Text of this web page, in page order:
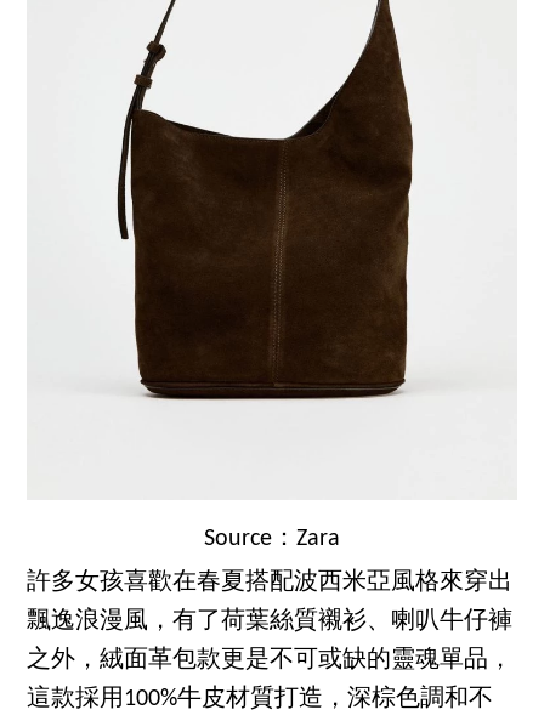
Source：Zara
許多女孩喜歡在春夏搭配波西米亞風格來穿出
飄逸浪漫風，有了荷葉絲質襯衫、喇叭牛仔褲
之外，絨面革包款更是不可或缺的靈魂單品，
這款採用100%牛皮材質打造，深棕色調和不